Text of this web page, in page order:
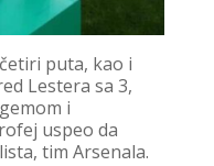
puta, kao i
Lestera sa 3,
i
uspeo da
tim Arsenala.